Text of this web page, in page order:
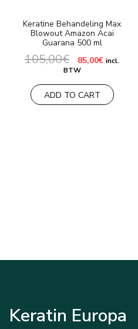
Keratine Behandeling Max
Blowout Amazon Acai
Guarana 500 ml
105,00€ Oorspronkelijke
prijs
was:
105,00€.
85,00€Huidige
85,00€.
incl.
BTW
ADD TO CART
Keratin Europa